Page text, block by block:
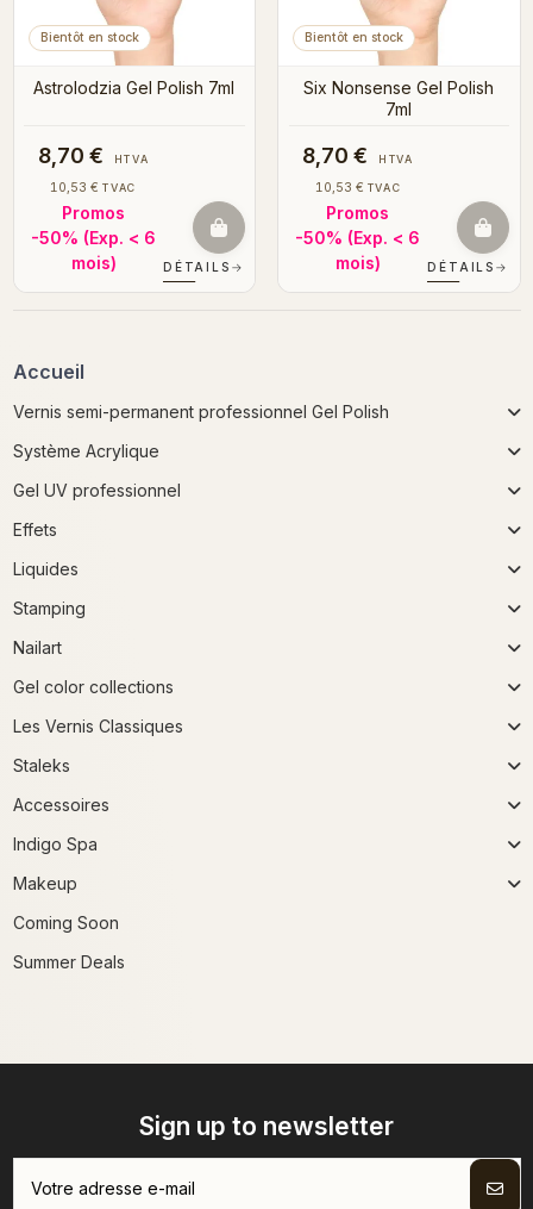
Bientôt en stock
Astrolodzia Gel Polish 7ml
8,70 € HTVA
10,53 € TVAC
Promos
-50% (Exp. < 6
mois)
DÉTAILS →
Bientôt en stock
Six Nonsense Gel Polish
7ml
8,70 € HTVA
10,53 € TVAC
Promos
-50% (Exp. < 6
mois)
DÉTAILS →
Accueil
Vernis semi-permanent professionnel Gel Polish
Système Acrylique
Gel UV professionnel
Effets
Liquides
Stamping
Nailart
Gel color collections
Les Vernis Classiques
Staleks
Accessoires
Indigo Spa
Makeup
Coming Soon
Summer Deals
Sign up to newsletter